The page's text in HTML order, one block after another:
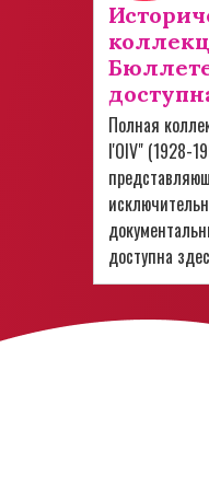
Полная
l'OIV" (1928-
доступна